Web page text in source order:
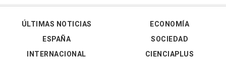
ÚLTIMAS NOTICIAS
ESPAÑA
INTERNACIONAL
ECONOMÍA
SOCIEDAD
CIENCIAPLUS